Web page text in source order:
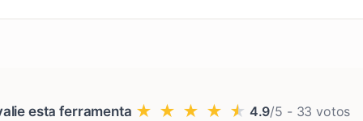
esta ferramenta ★ ★ ★ ★ ★ 4.9/5 - 33 votos